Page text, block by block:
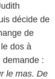
décide de
de
dos à
demande :
le mas. De